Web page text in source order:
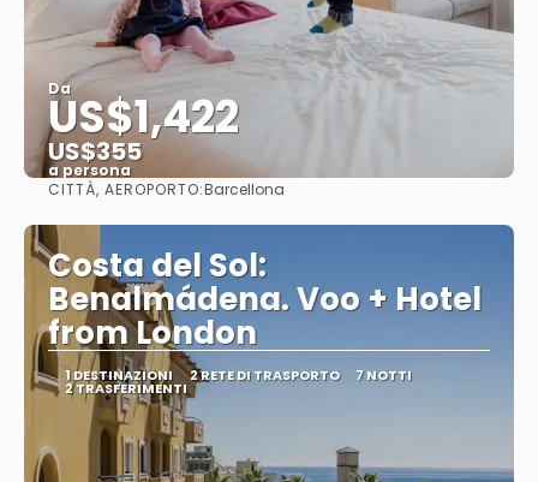
Da
US$1,422
US$355
a persona
Vedere
CITTÀ, AEROPORTO:Barcellona
Costa del Sol:
Benalmádena. Voo + Hotel
from London
1 DESTINAZIONI 2 RETE DI TRASPORTO 7 NOTTI
2 TRASFERIMENTI